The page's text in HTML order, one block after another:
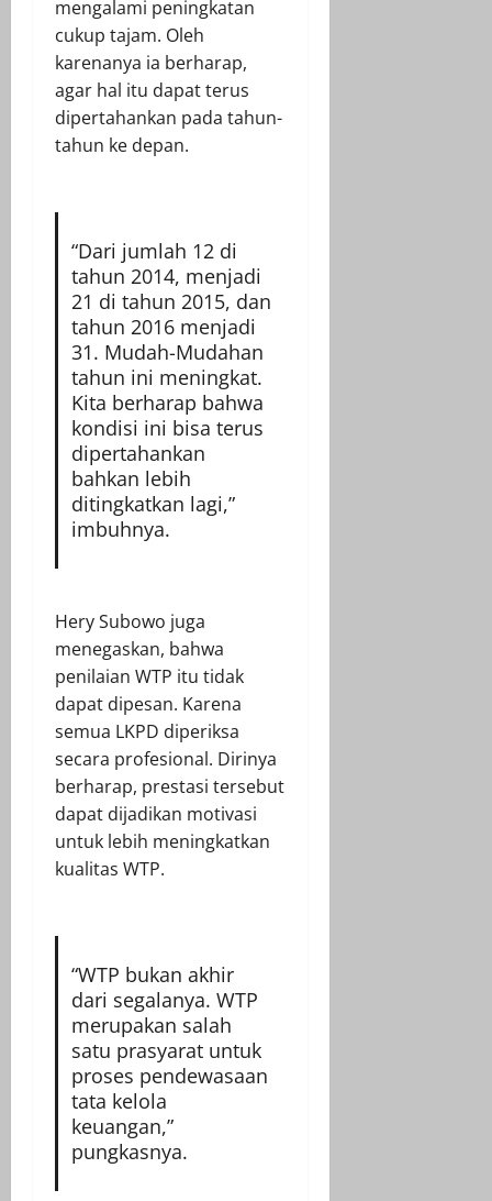
mengalami peningkatan
cukup tajam. Oleh
karenanya ia berharap,
agar hal itu dapat terus
dipertahankan pada tahun-
tahun ke depan.
“Dari jumlah 12 di
tahun 2014, menjadi
21 di tahun 2015, dan
tahun 2016 menjadi
31. Mudah-Mudahan
tahun ini meningkat.
Kita berharap bahwa
kondisi ini bisa terus
dipertahankan
bahkan lebih
ditingkatkan lagi,”
imbuhnya.
Hery Subowo juga
menegaskan, bahwa
penilaian WTP itu tidak
dapat dipesan. Karena
semua LKPD diperiksa
secara profesional. Dirinya
berharap, prestasi tersebut
dapat dijadikan motivasi
untuk lebih meningkatkan
kualitas WTP.
“WTP bukan akhir
dari segalanya. WTP
merupakan salah
satu prasyarat untuk
proses pendewasaan
tata kelola
keuangan,”
pungkasnya.